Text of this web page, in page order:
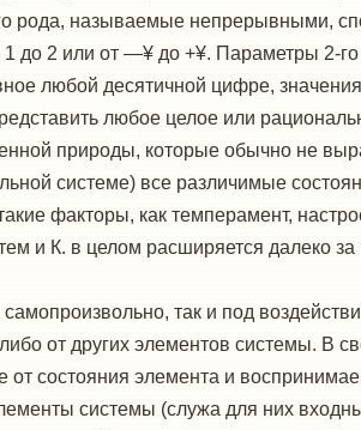
рода, называемые непрерывными,
до 2 или от —¥ до +¥. Параметры 2-
любой десятичной цифре, значения
любое целое или
природы, которые обычно не
системе) все различимые
факторы, как темперамент,
и К. в целом расширяется далеко
так и под
от других элементов системы. В
состояния элемента и
системы (служа для них